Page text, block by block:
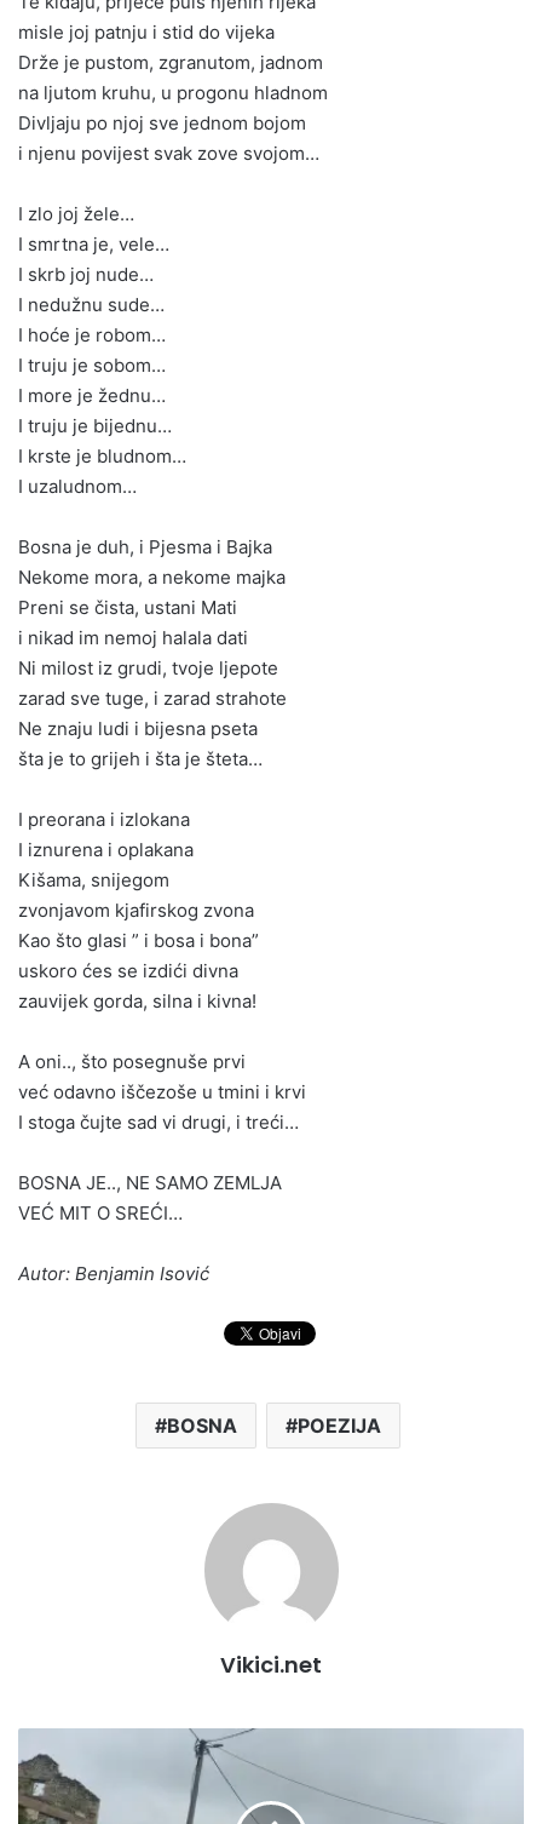
misle joj patnju i stid do vijeka
Drže je pustom, zgranutom, jadnom
na ljutom kruhu, u progonu hladnom
Divljaju po njoj sve jednom bojom
i njenu povijest svak zove svojom…
I zlo joj žele…
I smrtna je, vele…
I skrb joj nude…
I nedužnu sude…
I hoće je robom…
I truju je sobom…
I more je žednu…
I truju je bijednu…
I krste je bludnom…
I uzaludnom…
Bosna je duh, i Pjesma i Bajka
Nekome mora, a nekome majka
Preni se čista, ustani Mati
i nikad im nemoj halala dati
Ni milost iz grudi, tvoje ljepote
zarad sve tuge, i zarad strahote
Ne znaju ludi i bijesna pseta
šta je to grijeh i šta je šteta…
I preorana i izlokana
I iznurena i oplakana
Kišama, snijegom
zvonjavom kjafirskog zvona
Kao što glasi ” i bosa i bona”
uskoro ćes se izdići divna
zauvijek gorda, silna i kivna!
A oni.., što posegnuše prvi
već odavno iščezoše u tmini i krvi
I stoga čujte sad vi drugi, i treći…
BOSNA JE.., NE SAMO ZEMLJA
VEĆ MIT O SREĆI…
Autor: Benjamin Isović
BOSNA POEZIJA
Vikici.net
VOZAČI
OPREZ